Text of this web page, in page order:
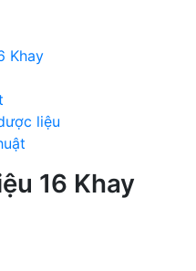
Khay
liệu
16 Khay